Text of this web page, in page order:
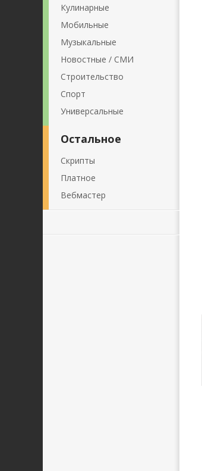
Кулинарные
Мобильные
Музыкальные
Новостные / СМИ
Строительство
Спорт
Универсальные
Остальное
Скрипты
Платное
Вебмастер